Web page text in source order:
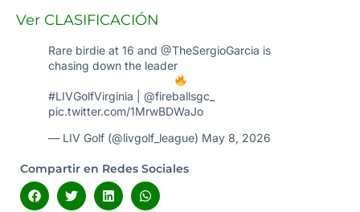
Ver CLASIFICACIÓN
Rare birdie at 16 and @TheSergioGarcia is
chasing down the leader
#LIVGolfVirginia
@fireballsgc_
pic.twitter.com/1MrwBDWaJo
— LIV Golf (@livgolf_league) May 8, 2026
Compartir en Redes Sociales